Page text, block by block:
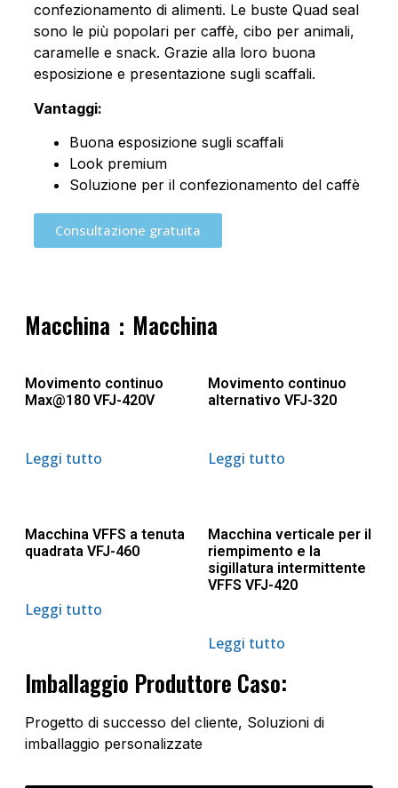
confezionamento di alimenti. Le buste Quad seal
sono le più popolari per caffè, cibo per animali,
caramelle e snack. Grazie alla loro buona
esposizione e presentazione sugli scaffali.
Vantaggi:
Buona esposizione sugli scaffali
Look premium
Soluzione per il confezionamento del caffè
Consultazione gratuita
Macchina：Macchina
Movimento continuo
Max@180 VFJ-420V
Leggi tutto
Movimento continuo
alternativo VFJ-320
Leggi tutto
Macchina VFFS a tenuta
quadrata VFJ-460
Leggi tutto
Macchina verticale per il
riempimento e la
sigillatura intermittente
VFFS VFJ-420
Leggi tutto
Imballaggio Produttore Caso:
Progetto di successo del cliente, Soluzioni di
imballaggio personalizzate